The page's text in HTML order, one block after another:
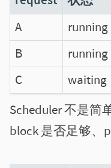
A running
B
running
C
waiting
Scheduler 不是简
block 是否足够、